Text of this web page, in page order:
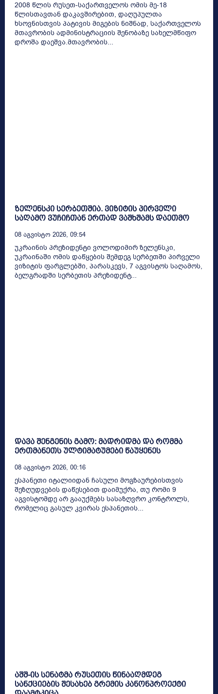
2008 წლის რუსეთ-საქართველოს ომის მე-18
წლისთავთან დაკავშირებით, დაღუპულთა
ხსოვნისთვის პატივის მიგების ნიშნად, საქართველოს
მთავრობის ადმინისტრაციის შენობაზე სახელმწიფო
დროშა დაეშვა.მთავრობის...
ზელენსკი სერბეთშია. ვიზიტის პირველი
საღამო ვუჩიჩთან ერთად ვაშხშამს დაეთმო
08 Აგვისტო 2026, 09:54
უკრაინის პრეზიდენტი ვოლოდიმირ ზელენსკი,
უკრაინაში ომის დაწყების შემდეგ სერბეთში პირველი
ვიზიტის ფარგლებში, პარასკევს, 7 აგვისტოს საღამოს,
ბელგრადში სერბეთის პრეზიდენტ...
დავა შენგენის გამო: მადრიდმა და რომმა
ერთმანეთს ულტიმატუმები წაუყენეს
08 Აგვისტო 2026, 00:16
ესპანეთი იტალიიდან ჩასული მოგზაურებისთვის
შეზღუდვების დაწესებით დაიმუქრა, თუ რომი 9
აგვისტომდე არ გააუქმებს სასაზღვრო კონტროლს,
რომელიც გასულ კვირას ესპანეთის...
აშშ-ის სენატმა რუსეთის წინააღმდეგ
სანქციების შესახებ გრემის კანონპროექტი